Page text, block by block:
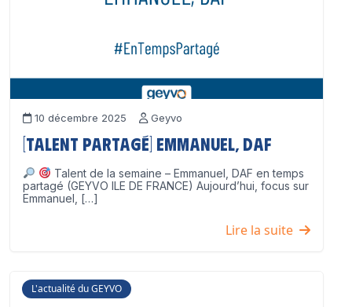
10 décembre 2025 Geyvo
[Talent partagé] Emmanuel, DAF
Talent de la semaine – Emmanuel, DAF en temps
partagé (GEYVO ILE DE FRANCE) Aujourd’hui, focus sur
Emmanuel, […]
Lire la suite
L'actualité du GEYVO